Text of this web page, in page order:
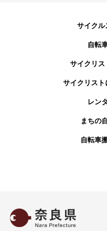
サイクル
自転
サイクリス
サイクリス
レン
まちの
自転車